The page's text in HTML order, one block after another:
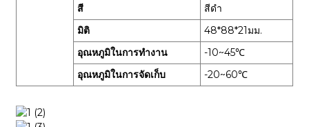
สี
สีดำ
มิติ
48*88*21มม.
อุณหภูมิในการทำงาน
-10~45℃
อุณหภูมิในการจัดเก็บ
-20~60℃